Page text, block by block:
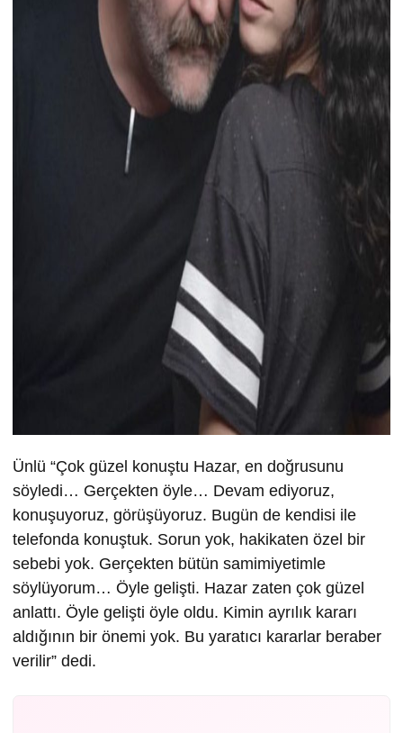
Ünlü “Çok güzel konuştu Hazar, en doğrusunu
söyledi… Gerçekten öyle… Devam ediyoruz,
konuşuyoruz, görüşüyoruz. Bugün de kendisi ile
telefonda konuştuk. Sorun yok, hakikaten özel bir
sebebi yok. Gerçekten bütün samimiyetimle
söylüyorum… Öyle gelişti. Hazar zaten çok güzel
anlattı. Öyle gelişti öyle oldu. Kimin ayrılık kararı
aldığının bir önemi yok. Bu yaratıcı kararlar beraber
verilir” dedi.